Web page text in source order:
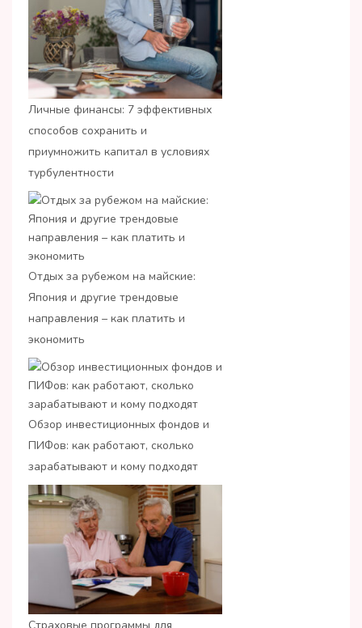
Личные финансы: 7 эффективных
способов сохранить и
приумножить капитал в условиях
турбулентности
Отдых за рубежом на майские:
Япония и другие трендовые
направления – как платить и
экономить
Обзор инвестиционных фондов и
ПИФов: как работают, сколько
зарабатывают и кому подходят